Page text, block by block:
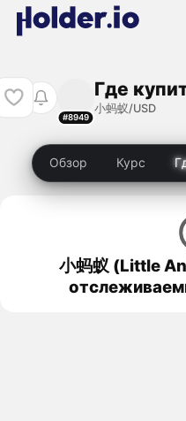
#8949
Где
小蚂蚁/USD
Обзор Курс
小蚂蚁 (Little